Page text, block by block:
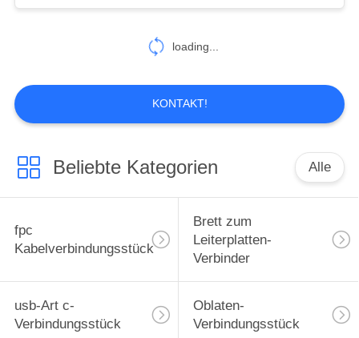
loading...
KONTAKT!
Beliebte Kategorien Alle
fpc
Kabelverbindungsstück
Brett zum
Leiterplatten-
Verbinder
usb-Art c-
Verbindungsstück
Oblaten-
Verbindungsstück